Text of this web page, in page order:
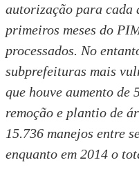
autorização para cada
primeiros meses do
processados. No
subprefeituras mais
que houve aumento de
remoção e plantio de
15.736 manejos entre
enquanto em 2014 o